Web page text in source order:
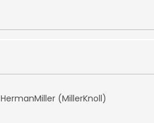
HermanMiller (MillerKnoll)